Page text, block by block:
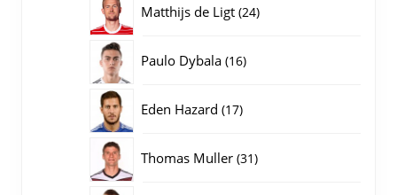
Matthijs de Ligt 2424
Paulo Dybala 1616
Eden Hazard 1717
Thomas Muller 3131